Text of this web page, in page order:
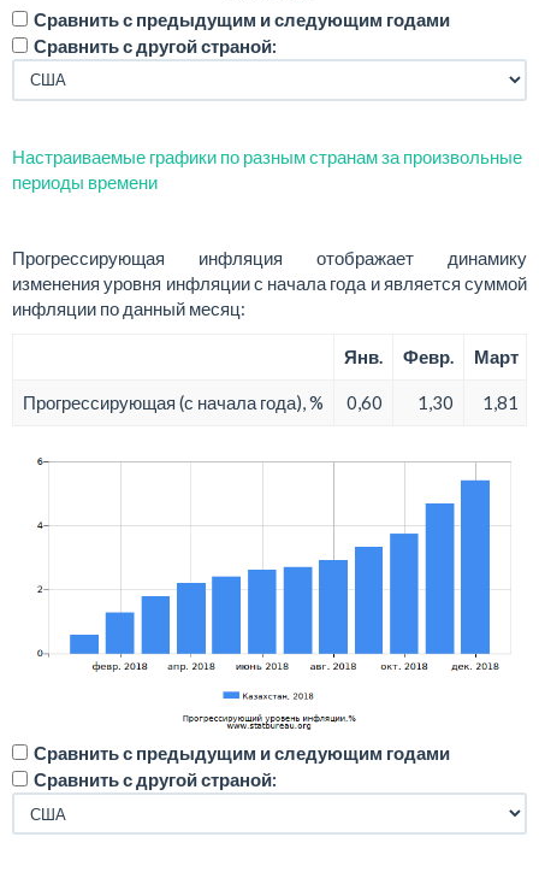
Сравнить с предыдущим и следующим годами
Сравнить с другой страной:
Настраиваемые графики по разным странам за произвольные
периоды времени
Прогрессирующая инфляция отображает динамику
изменения уровня инфляции с начала года и является суммой
инфляции по данный месяц:
Янв. Февр. Март
Прогрессирующая (с начала года), % 0,60 1,30 1,81
Сравнить с предыдущим и следующим годами
Сравнить с другой страной: